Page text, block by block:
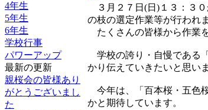
4年生
5年生
6年生
学校行事
パワーアップ
最新の更新
親桜会の皆様あり
がとうございまし
た
３月２７日(日)１３：３０
の枝の選定作業等が行われ
たくさんの皆様から作業
学校の誇り・自慢である
かり伝えていきたいと思いま
今年は、「百本桜・五色
かと期待しています。